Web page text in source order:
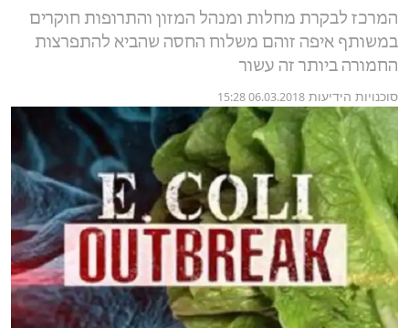
המרכז לבקרת מחלות ומנהל המזון והתרופות חוקרים
במשותף איפה זוהם משלוח החסה שהביא להתפרצות
החמורה ביותר זה עשור
סוכנויות הידיעות 06.03.2018 15:28